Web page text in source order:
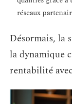
réseaux
Désormais, la
la dynamique
rentabilité